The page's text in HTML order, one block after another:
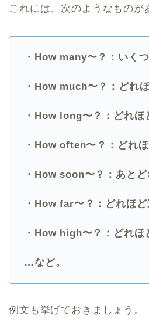
これには、次のようなものが
・How many〜？：いくつ
・How much〜？：どれ
・How long〜？：どれほ
・How often〜？：どれ
・How soon〜？：あとど
・How far〜？：どれほど
・How high〜？：どれほ
…など。
例文も挙げておきましょう。